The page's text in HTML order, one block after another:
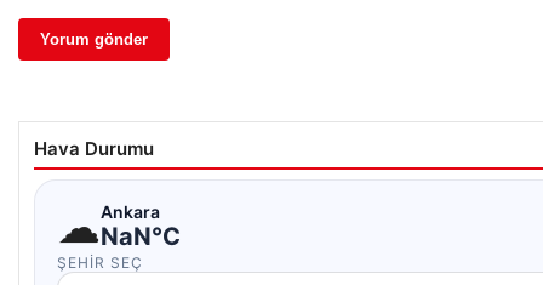
Hava Durumu
☁Ankara
NaN°C
ŞEHIR SEÇ